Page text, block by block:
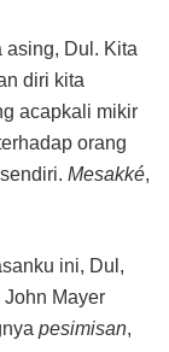
asing, Dul. Kita
diri kita
acapkali mikir
orang
Mesakké,
ini, Dul,
Mayer
pesimisan,